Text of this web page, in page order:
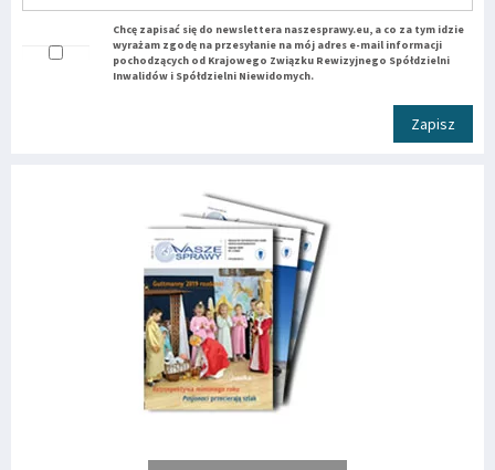
Chcę zapisać się do newslettera naszesprawy.eu, a co za tym idzie
wyrażam zgodę na przesyłanie na mój adres e-mail informacji
pochodzących od Krajowego Związku Rewizyjnego Spółdzielni
Inwalidów i Spółdzielni Niewidomych.
Zapisz